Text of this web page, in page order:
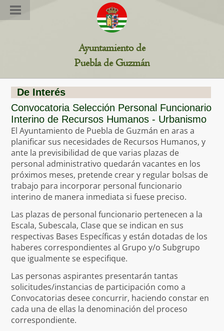
Ayuntamiento de
Puebla de Guzmán
Estamos en: Ciudadanía >>Inicio>> Información /
De Interés
Convocatoria Selección Personal Funcionario
Interino de Recursos Humanos - Urbanismo
El Ayuntamiento de Puebla de Guzmán en aras a
planificar sus necesidades de Recursos Humanos, y
ante la previsibilidad de que varias plazas de
personal administrativo quedarán vacantes en los
próximos meses, pretende crear y regular bolsas de
trabajo para incorporar personal funcionario
interino de manera inmediata si fuese preciso.
Las plazas de personal funcionario pertenecen a la
Escala, Subescala, Clase que se indican en sus
respectivas Bases Específicas y están dotadas de los
haberes correspondientes al Grupo y/o Subgrupo
que igualmente se especifique.
Las personas aspirantes presentarán tantas
solicitudes/instancias de participación como a
Convocatorias desee concurrir, haciendo constar en
cada una de ellas la denominación del proceso
correspondiente.